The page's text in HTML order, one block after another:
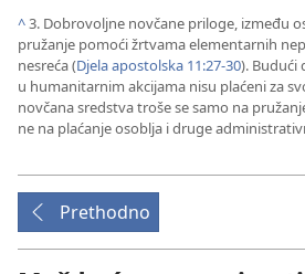
^3. Dobrovoljne novčane priloge, između
pružanje pomoći žrtvama elementarnih
nesreća (Djela apostolska 11:27-30). Budući
u humanitarnim akcijama nisu plaćeni za
novčana sredstva troše se samo na
ne na plaćanje osoblja i druge
Prethodno